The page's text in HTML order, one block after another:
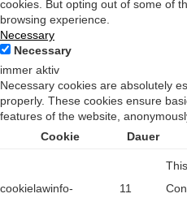
cookies. But opting out of some of
browsing experience.
Necessary
Necessary
immer aktiv
Necessary cookies are absolutely
properly. These cookies ensure
features of the website,
Cookie
Dauer
cookielawinfo-
11